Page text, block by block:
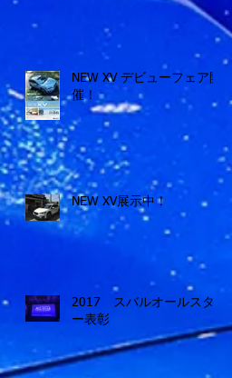
NEW XV デビューフェア開
催！
NEW XV展示中！
2017 スバルオールスタ
ー表彰